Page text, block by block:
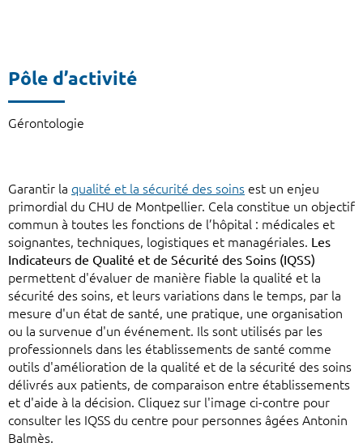
Pôle d’activité
Gérontologie
Garantir la qualité et la sécurité des soins est un enjeu
primordial du CHU de Montpellier. Cela constitue un objectif
commun à toutes les fonctions de l’hôpital : médicales et
soignantes, techniques, logistiques et managériales. Les
Indicateurs de Qualité et de Sécurité des Soins (IQSS)
permettent d'évaluer de manière fiable la qualité et la
sécurité des soins, et leurs variations dans le temps, par la
mesure d'un état de santé, une pratique, une organisation
ou la survenue d'un événement. Ils sont utilisés par les
professionnels dans les établissements de santé comme
outils d'amélioration de la qualité et de la sécurité des soins
délivrés aux patients, de comparaison entre établissements
et d'aide à la décision. Cliquez sur l'image ci-contre pour
consulter les IQSS du centre pour personnes âgées Antonin
Balmès.